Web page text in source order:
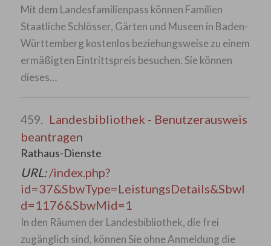
Mit dem Landesfamilienpass können Familien
Staatliche Schlösser, Gärten und Museen in Baden-
Württemberg kostenlos beziehungsweise zu einem
ermäßigten Eintrittspreis besuchen. Sie können
dieses…
459. Landesbibliothek - Benutzerausweis
beantragen
Rathaus-Dienste
URL:/index.php?
id=37&SbwType=LeistungsDetails&SbwI
d=1176&SbwMid=1
In den Räumen der Landesbibliothek, die frei
zugänglich sind, können Sie ohne Anmeldung die